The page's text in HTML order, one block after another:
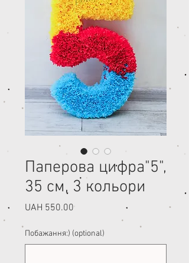
Паперова цифра"5",
35 см, 3 кольори
UAH 550.00
Побажання:) (optional)